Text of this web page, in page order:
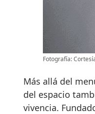
Fotografía:
Más allá del
del espacio
vivencia.